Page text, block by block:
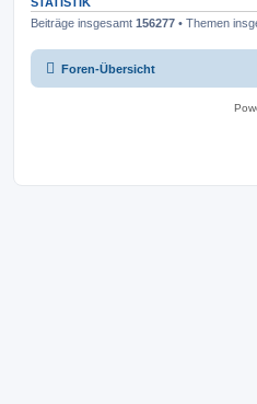
Beiträge insgesamt 156277 • Themen
Foren-Übersicht